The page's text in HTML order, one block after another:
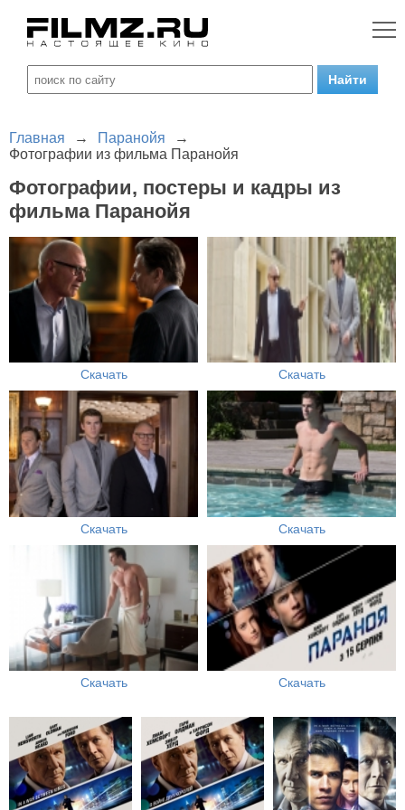
Главная → Паранойя
→
Фотографии из фильма Паранойя
Фотографии, постеры и кадры из
фильма Паранойя
Скачать Скачать
Скачать Скачать
Скачать Скачать